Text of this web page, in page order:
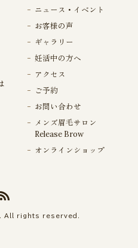
ニュース・イベント
お客様の声
ギャラリー
妊活中の方へ
アクセス
ご予約
お問い合わせ
メンズ眉毛サロン
Release Brow
オンラインショップ
All rights reserved.